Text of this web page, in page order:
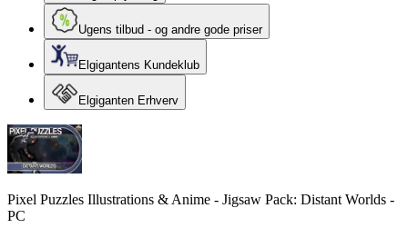
Ugens tilbud - og andre gode priser
Elgigantens Kundeklub
Elgiganten Erhverv
Pixel Puzzles Illustrations & Anime - Jigsaw Pack: Distant Worlds -
PC